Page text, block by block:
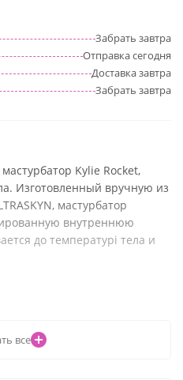
Забрать завтра
Отправкасегодня
Доставказавтра
Забрать завтра
Kylie Rocket,
Изготовленный вручную из
мастурбатор
внутреннюю
до температурі тела и
все